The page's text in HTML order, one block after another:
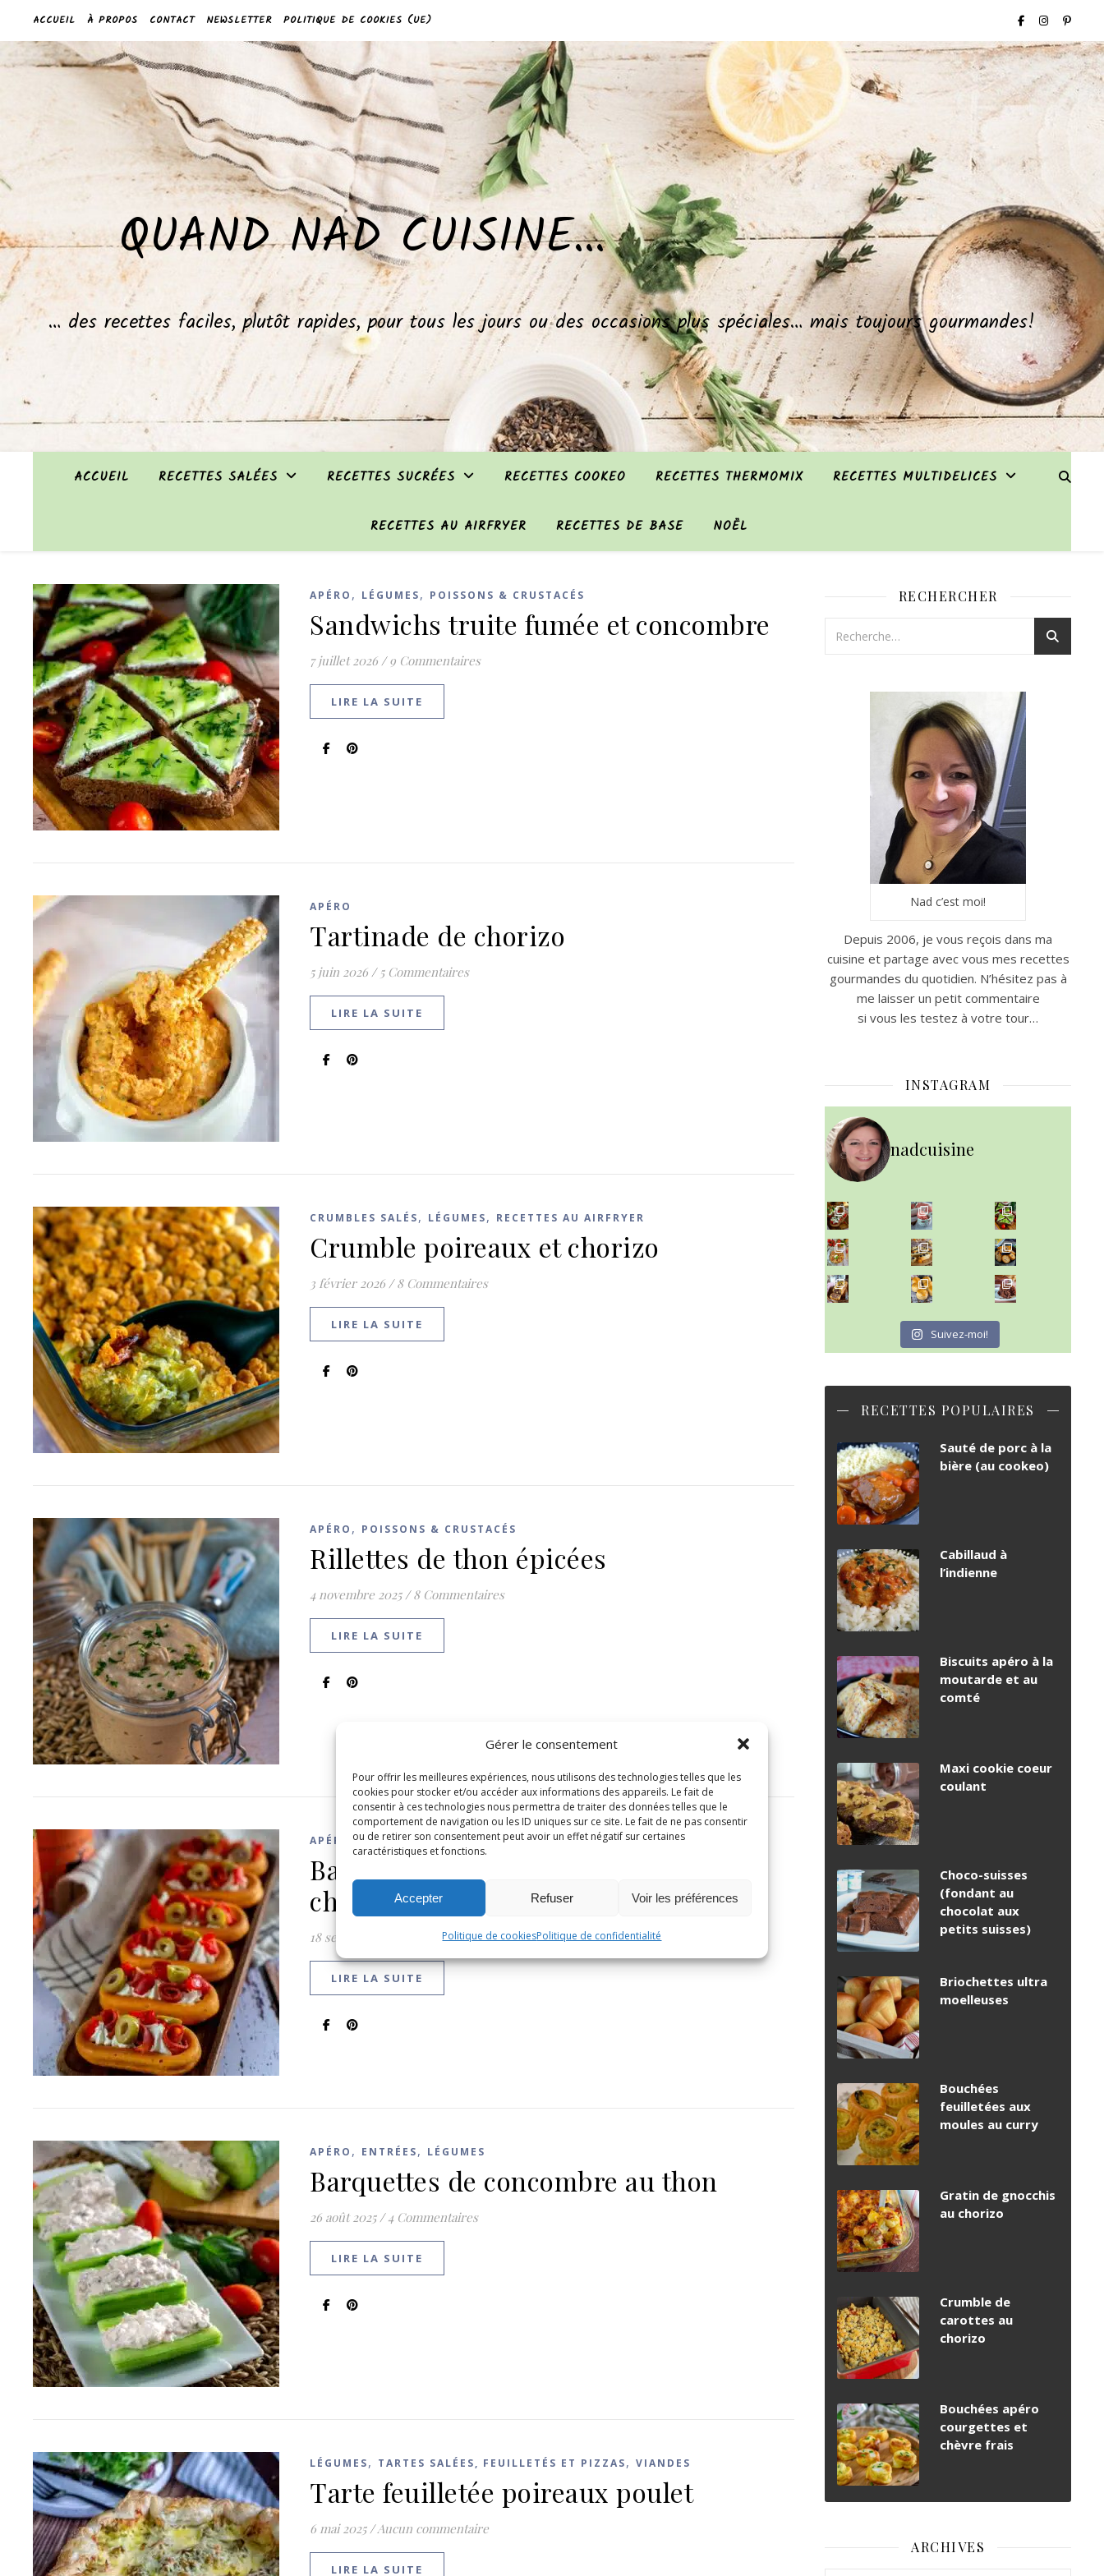
Gérer le consentement
Pour offrir les meilleures expériences, nous utilisons des technologies telles que les
cookies pour stocker et/ou accéder aux informations des appareils. Le fait de
consentir à ces technologies nous permettra de traiter des données telles que le
comportement de navigation ou les ID uniques sur ce site. Le fait de ne pas consentir
ou de retirer son consentement peut avoir un effet négatif sur certaines
caractéristiques et fonctions.
Accepter Refuser Voir les préférences
Politique de cookiesPolitique de confidentialité
ACCUEIL À PROPOS CONTACT NEWSLETTER POLITIQUE DE COOKIES (UE)
QUAND NAD CUISINE…
… des recettes faciles, plutôt rapides, pour tous les jours ou des occasions plus spéciales… mais toujours gourmandes!
ACCUEIL RECETTES SALÉES RECETTES SUCRÉES RECETTES COOKEO RECETTES THERMOMIX RECETTES MULTIDELICES
RECETTES AU AIRFRYER RECETTES DE BASE NOËL
APÉRO , LÉGUMES, POISSONS & CRUSTACÉS
Sandwichs truite fumée et concombre
7 juillet 2026 / 9 Commentaires
LIRE LA SUITE
APÉRO
Tartinade de chorizo
5 juin 2026 / 5 Commentaires
LIRE LA SUITE
CRUMBLES SALÉS, LÉGUMES, RECETTES AU AIRFRYER
Crumble poireaux et chorizo
3 février 2026 / 8 Commentaires
LIRE LA SUITE
APÉRO , POISSONS & CRUSTACÉS
Rillettes de thon épicées
4 novembre 2025 / 8 Commentaires
LIRE LA SUITE
APÉRO
Barquettes apéro fromage frais et
chorizo
18 septembre 2025 4 Commentaires
LIRE LA SUITE
APÉRO , ENTRÉES, LÉGUMES
Barquettes de concombre au thon
26 août 2025 / 4 Commentaires
LIRE LA SUITE
LÉGUMES, TARTES SALÉES, FEUILLETÉS ET PIZZAS, VIANDES
Tarte feuilletée poireaux poulet
6 mai 2025 /Aucun commentaire
LIRE LA SUITE
RECHERCHER
Nad c’est moi!
Depuis 2006, je vous reçois dans ma
cuisine et partage avec vous mes recettes
gourmandes du quotidien. N’hésitez pas à
me laisser un petit commentaire
si vous les testez à votre tour…
INSTAGRAM
nadcuisine
~ NICE CREAM À LA FRAISE ~
Presque un mois que
~ SALADE DE PÂTES AUX DEUX TOMATES THON ET BURRA
~ FINANCIERS MYRTILLES ET CITRON ~
Aujourd'hu
~ BUNS MAISON ~
Un peu de boulange par ici au
~ GÂTEAU FONDANT CHOCO NOISETTE ~
C'est lundi
Suivez-moi!
RECETTES POPULAIRES
Sauté de porc à la
bière (au cookeo)
Cabillaud à
l’indienne
Biscuits apéro à la
moutarde et au
comté
Maxi cookie coeur
coulant
Choco-suisses
(fondant au
chocolat aux
petits suisses)
Briochettes ultra
moelleuses
Bouchées
feuilletées aux
moules au curry
Gratin de gnocchis
au chorizo
Crumble de
carottes au
chorizo
Bouchées apéro
courgettes et
chèvre frais
ARCHIVES